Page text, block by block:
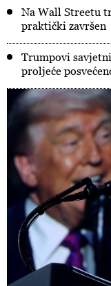
Na Wall Streetu
praktički završen
Trumpovi
proljeće